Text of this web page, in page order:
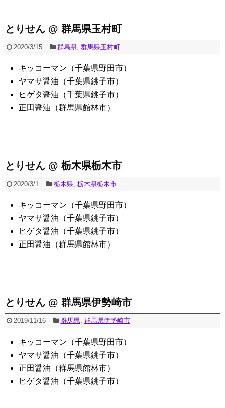
とりせん @ 群馬県玉村町
2020/3/15 群馬県, 群馬県玉村町
キッコーマン（千葉県野田市）
ヤマサ醤油（千葉県銚子市）
ヒゲタ醤油（千葉県銚子市）
正田醤油（群馬県館林市）
とりせん @ 栃木県栃木市
2020/3/1 栃木県, 栃木県栃木市
キッコーマン（千葉県野田市）
ヤマサ醤油（千葉県銚子市）
ヒゲタ醤油（千葉県銚子市）
正田醤油（群馬県館林市）
とりせん @ 群馬県伊勢崎市
2019/11/16 群馬県, 群馬県伊勢崎市
キッコーマン（千葉県野田市）
ヤマサ醤油（千葉県銚子市）
正田醤油（群馬県館林市）
ヒゲタ醤油（千葉県銚子市）